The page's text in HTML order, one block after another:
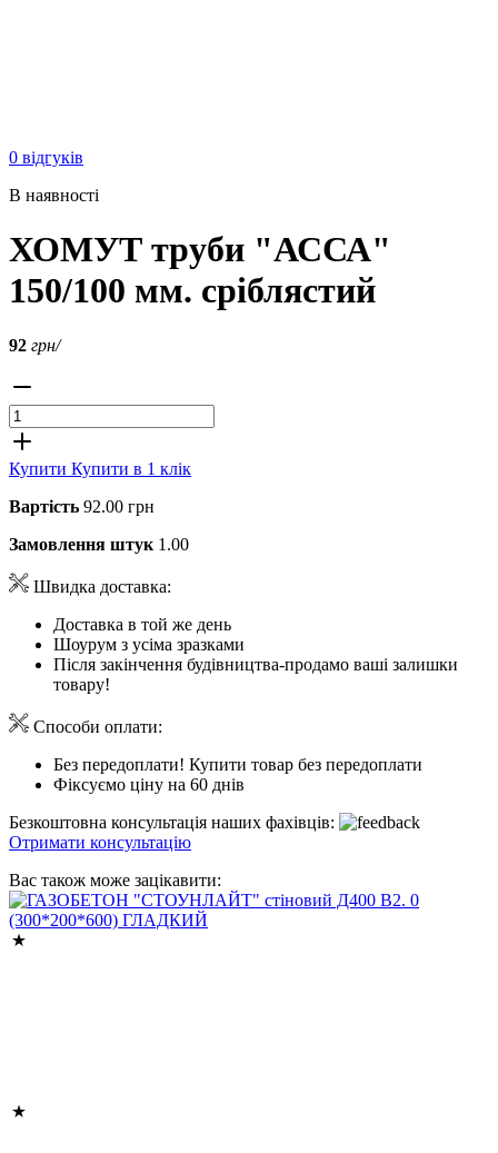
0 відгуків
В наявності
ХОМУТ труби "АССА"
150/100 мм. сріблястий
92 грн/
Купити Купити в 1 клік
Вартість 92.00 грн
Замовлення штук 1.00
Швидка доставка:
Доставка в той же день
Шоурум з усіма зразками
Після закінчення будівництва-продамо ваші залишки
товару!
Способи оплати:
Без передоплати! Купити товар без передоплати
Фіксуємо ціну на 60 днів
Безкоштовна консультація наших фахівців:
Отримати консультацію
Вас також може зацікавити: